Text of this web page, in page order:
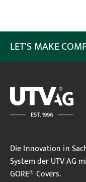
LET'S MAKE
Die Innovation in
System der UTV AG
GORE® Covers.